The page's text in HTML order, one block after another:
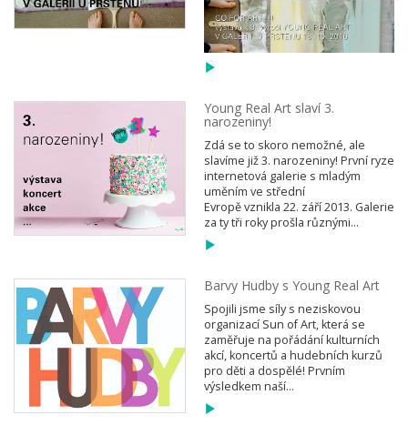
Young Real Art slaví 3.
narozeniny!
Zdá se to skoro nemožné, ale
slavíme již 3. narozeniny! První ryze
internetová galerie s mladým
uměním ve střední
Evropě vznikla 22. září 2013. Galerie
za ty tři roky prošla různými...
Barvy Hudby s Young Real Art
Spojili jsme síly s neziskovou
organizací Sun of Art, která se
zaměřuje na pořádání kulturních
akcí, koncertů a hudebních kurzů
pro děti a dospělé! Prvním
výsledkem naší...